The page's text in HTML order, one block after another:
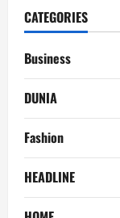
CATEGORIES
Business
DUNIA
Fashion
HEADLINE